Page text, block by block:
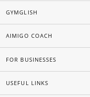
GYMGLISH
AIMIGO COACH
FOR BUSINESSES
USEFUL LINKS